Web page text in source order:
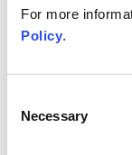
For more
Policy.
Selection
Necessary